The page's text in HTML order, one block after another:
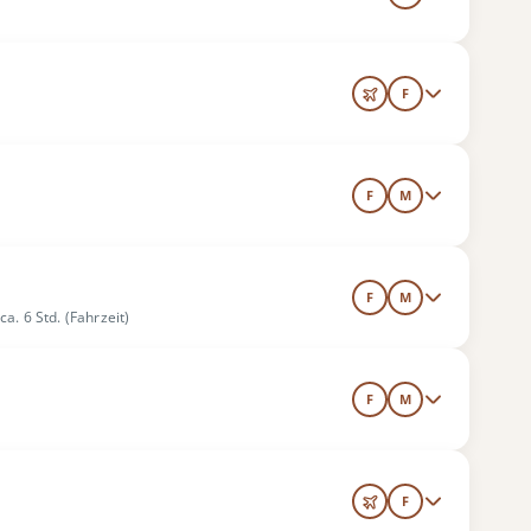
F
F M
6 Std. (Fahrzeit)
F M
F M
F